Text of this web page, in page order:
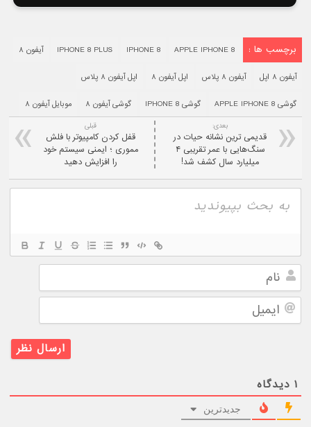
برچسب ها : APPLE IPHONE 8
IPHONE 8
IPHONE 8 PLUS آیفون ۸
آیفون ۸ اپل آیفون ۸ پلاس اپل آیفون ۸ اپل آیفون ۸ پلاس
گوشی APPLE IPHONE 8 گوشی IPHONE 8 گوشی آیفون ۸ موبایل آیفون ۸
قبلی
قفل کردن کامپیوتر با فلش
مموری ؛ ایمنی سیستم خود
را افزایش دهید
بعدی:
قدیمی ترین نشانه حیات در
سنگ‌هایی با عمر تقریبی ۴
میلیارد سال کشف شد!
ایمیل
۱ دیدگاه
جدیدترین